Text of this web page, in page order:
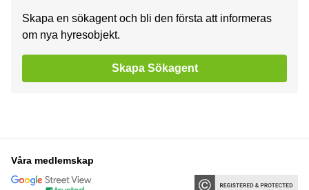
Skapa en sökagent och bli den första att informeras
om nya hyresobjekt.
Skapa Sökagent
Våra medlemskap